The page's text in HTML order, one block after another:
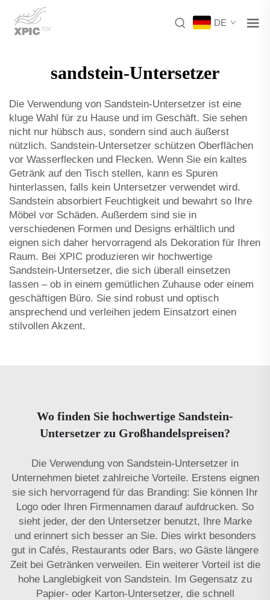
DE
sandstein-Untersetzer
Die Verwendung von Sandstein-Untersetzer ist eine
kluge Wahl für zu Hause und im Geschäft. Sie sehen
nicht nur hübsch aus, sondern sind auch äußerst
nützlich. Sandstein-Untersetzer schützen Oberflächen
vor Wasserflecken und Flecken. Wenn Sie ein kaltes
Getränk auf den Tisch stellen, kann es Spuren
hinterlassen, falls kein Untersetzer verwendet wird.
Sandstein absorbiert Feuchtigkeit und bewahrt so Ihre
Möbel vor Schäden. Außerdem sind sie in
verschiedenen Formen und Designs erhältlich und
eignen sich daher hervorragend als Dekoration für Ihren
Raum. Bei XPIC produzieren wir hochwertige
Sandstein-Untersetzer, die sich überall einsetzen
lassen – ob in einem gemütlichen Zuhause oder einem
geschäftigen Büro. Sie sind robust und optisch
ansprechend und verleihen jedem Einsatzort einen
stilvollen Akzent.
Wo finden Sie hochwertige Sandstein-
Untersetzer zu Großhandelspreisen?
Die Verwendung von Sandstein-Untersetzer in
Unternehmen bietet zahlreiche Vorteile. Erstens eignen
sie sich hervorragend für das Branding: Sie können Ihr
Logo oder Ihren Firmennamen darauf aufdrucken. So
sieht jeder, der den Untersetzer benutzt, Ihre Marke
und erinnert sich besser an Sie. Dies wirkt besonders
gut in Cafés, Restaurants oder Bars, wo Gäste längere
Zeit bei Getränken verweilen. Ein weiterer Vorteil ist die
hohe Langlebigkeit von Sandstein. Im Gegensatz zu
Papier- oder Karton-Untersetzer, die schnell